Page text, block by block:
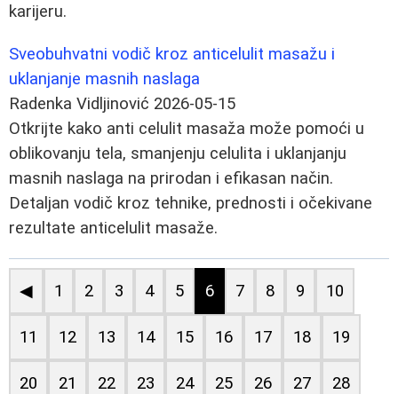
karijeru.
Sveobuhvatni vodič kroz anticelulit masažu i
uklanjanje masnih naslaga
Radenka Vidljinović 2026-05-15
Otkrijte kako anti celulit masaža može pomoći u
oblikovanju tela, smanjenju celulita i uklanjanju
masnih naslaga na prirodan i efikasan način.
Detaljan vodič kroz tehnike, prednosti i očekivane
rezultate anticelulit masaže.
◀ 1 2 3 4 5 6 7 8 9 10
11 12 13 14 15 16 17 18 19
20 21 22 23 24 25 26 27 28